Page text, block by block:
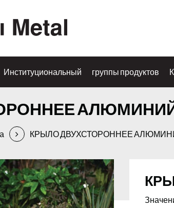
Институциональный группы продуктов
КРЫЛО ДВУХСТОРОННЕЕ